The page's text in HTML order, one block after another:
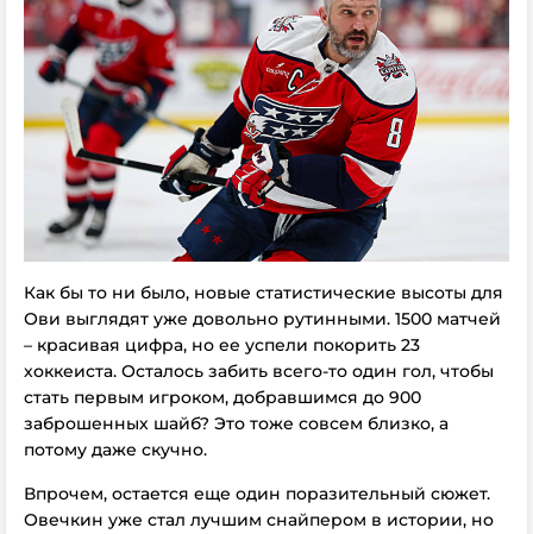
Как бы то ни было, новые статистические высоты для
Ови выглядят уже довольно рутинными. 1500 матчей
– красивая цифра, но ее успели покорить 23
хоккеиста. Осталось забить всего-то один гол, чтобы
стать первым игроком, добравшимся до 900
заброшенных шайб? Это тоже совсем близко, а
потому даже скучно.
Впрочем, остается еще один поразительный сюжет.
Овечкин уже стал лучшим снайпером в истории, но